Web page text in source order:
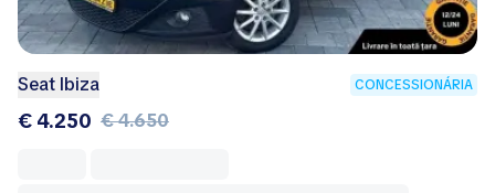
Seat Ibiza CONCESSIONÁRIA
€ 4.250 € 4.650